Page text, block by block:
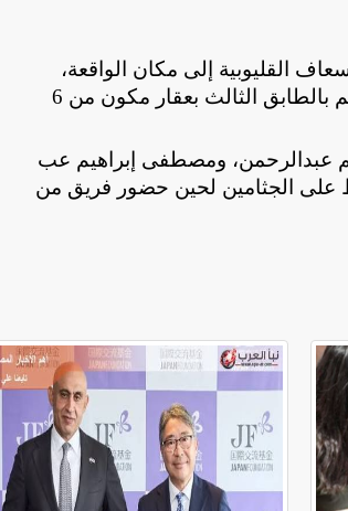
القليوبية إلى مكان الواقعة،
وبالمعاينة والفحص تبين العثور على جثامين أم و4 أبناء إثر تسرب غاز بشقتهم بالطابق الثالث بعقار مكون من 6
سنة، والأبناء محمد إبراهيم عبدالرحمن، ومصطفى إبراهيم عب
على الجثامين لحين حضور فريق من